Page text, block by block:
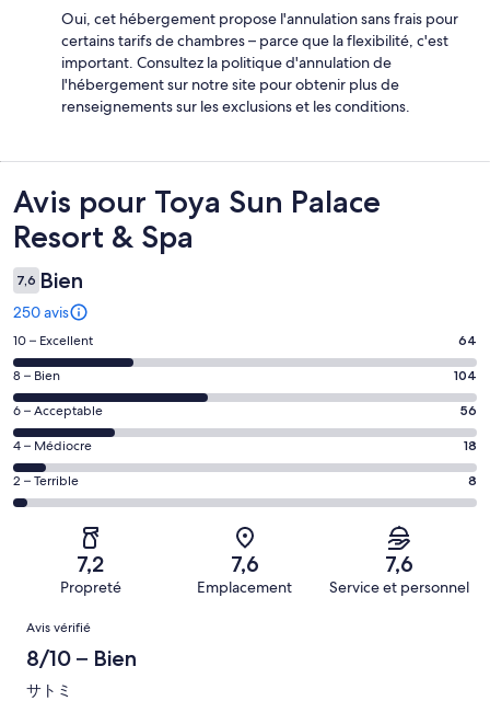
Oui, cet hébergement propose l'annulation sans frais pour
certains tarifs de chambres – parce que la flexibilité, c'est
important. Consultez la politique d'annulation de
l'hébergement sur notre site pour obtenir plus de
renseignements sur les exclusions et les conditions.
Avis
Avis pour Toya Sun Palace
Resort & Spa
7,6 Bien
250 avis
Note
de 10
–
Excellent,
d’après
64 avis
sur 250.
10 – Excellent 64
Note
de 8
–
Bien,
d’après
104 avis
8 – Bien 104
Note
de 6
–
Acceptable,
d’après
6 – Acceptable 56
Note
de 4
–
sur 250.
4 – Médiocre 18
Note
de 2
sur 250.
2 – Terrible 8
7,2
Propreté
7,6
Emplacement
7,6
Service et personnel
Avis
Avis vérifié
8/10 – Bien
サトミ